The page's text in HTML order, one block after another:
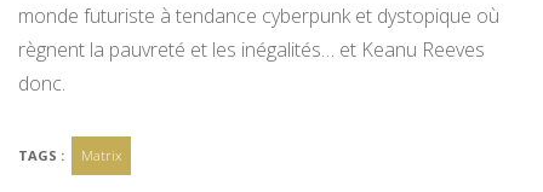
monde futuriste à tendance cyberpunk et dystopique où
règnent la pauvreté et les inégalités… et Keanu Reeves
donc.
TAGS : Matrix